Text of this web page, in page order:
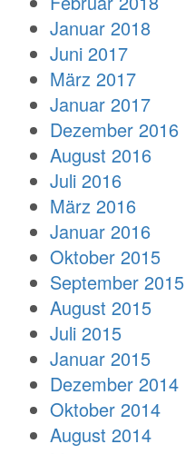
Januar 2018
Juni 2017
März 2017
Januar 2017
Dezember 2016
August 2016
Juli 2016
März 2016
Januar 2016
Oktober 2015
September 2015
August 2015
Juli 2015
Januar 2015
Dezember 2014
Oktober 2014
August 2014